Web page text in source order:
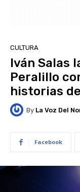
CULTURA
Iván Salas
Peralillo
historias
By La Voz Del
Facebook